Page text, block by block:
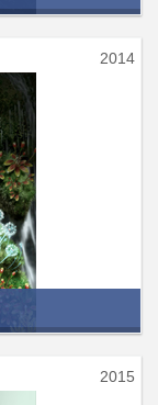
2014
2015